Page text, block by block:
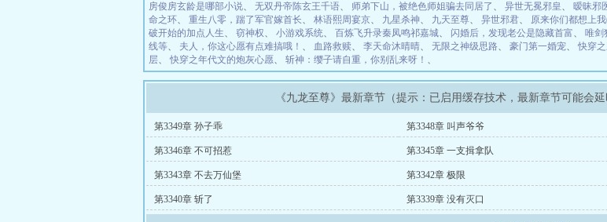
房俊房玄龄是哪部小说、 无双丹帝陈玄王千语、 师弟下山，被绝色师姐骗去同居了 、 异世无冕邪皇、 暧昧邪
命之环、 重生八零，踹了军官嫁首长、 林语熙周宴京、 九星杀神、 九天至尊、 异世邪君、 原来你们都想上
破开始的加点人生、 窃神权、 小游戏系统、 百炼飞升录秦凤鸣祁嘉城、 闪婚后，发现老公是隐藏首富、 唯剑
线等、 夫人，你这心愿有点难搞哦！ 、 血路救赎、 李天命沐晴晴、 无限之神级思路、 豪门第一婚宠、 快穿
层、 快穿之年代文的炮灰心愿、 斩神：缨子请自重，你别乱来呀！ 、
《九龙至尊》最新章节（提示：已启用缓存技术，最新章节可能会
第3349章 孙子乖 第3348章 叫声爷爷
第3346章 不可招惹 第3345章 一支揖拿队
第3343章 不去万仙堡 第3342章 极限
第3340章 斩了 第3339章 没有灭口